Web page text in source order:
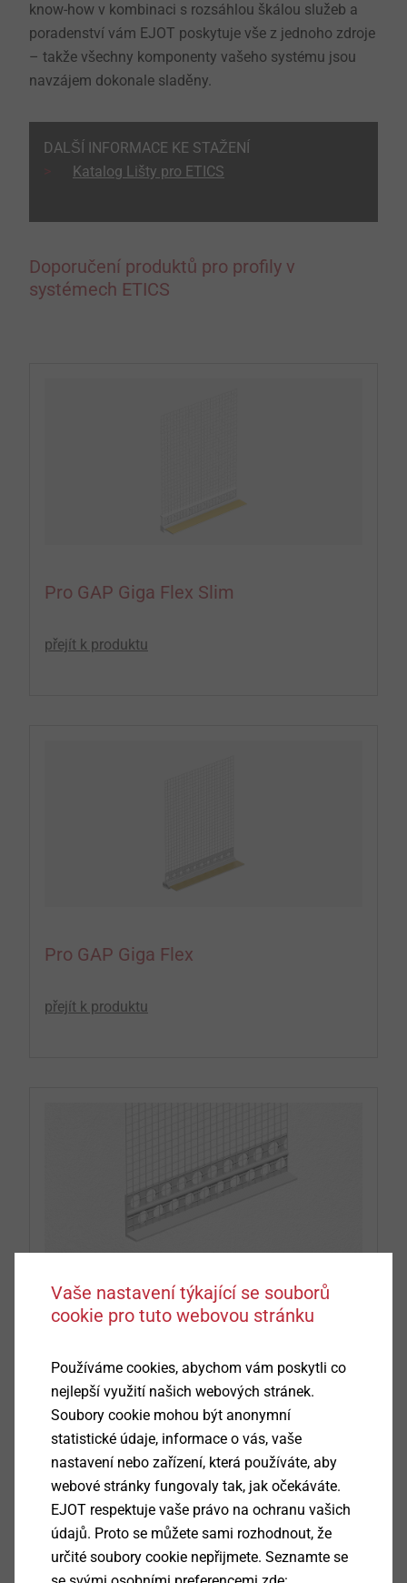
know-how v kombinaci s rozsáhlou škálou služeb a
poradenství vám EJOT poskytuje vše z jednoho zdroje
– takže všechny komponenty vašeho systému jsou
navzájem dokonale sladěny.
DALŠÍ INFORMACE KE STAŽENÍ
Katalog Lišty pro ETICS
Doporučení produktů pro profily v
systémech ETICS
Pro GAP Giga Flex Slim
přejít k produktu
Pro GAP Giga Flex
přejít k produktu
Další profily pro ETICS
přejít k produktu
Další informace o ETICS na našem blogu
Prostudujte si i další odborné rady a
Vaše nastavení týkající se souborů
cookie pro tuto webovou stránku
Používáme cookies, abychom vám poskytli co
nejlepší využití našich webových stránek.
Soubory cookie mohou být anonymní
statistické údaje, informace o vás, vaše
nastavení nebo zařízení, která používáte, aby
webové stránky fungovaly tak, jak očekáváte.
EJOT respektuje vaše právo na ochranu vašich
údajů. Proto se můžete sami rozhodnout, že
určité soubory cookie nepřijmete. Seznamte se